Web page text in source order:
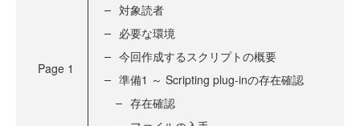
Page 1
対象読者
必要な環境
今回作成するスクリプトの概要
準備1 ～ Scripting plug-inの存在確認
存在確認